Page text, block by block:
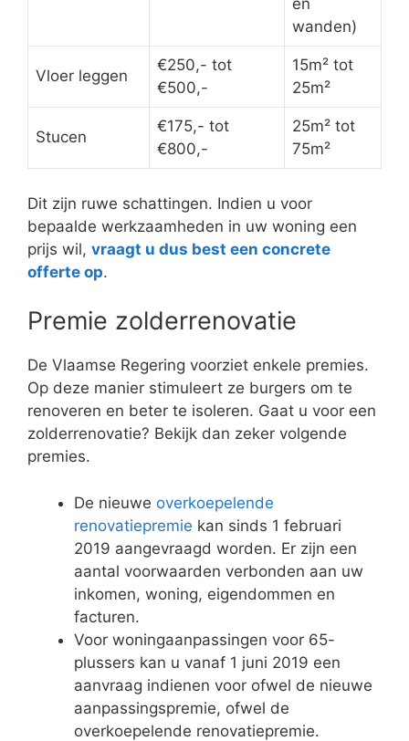
en
wanden)
Vloer leggen
€250,- tot
€500,-
15m² tot
25m²
Stucen
€175,- tot
€800,-
25m² tot
75m²
Dit zijn ruwe schattingen. Indien u voor
bepaalde werkzaamheden in uw woning een
prijs wil, vraagt u dus best een concrete
offerte op.
Premie zolderrenovatie
De Vlaamse Regering voorziet enkele premies.
Op deze manier stimuleert ze burgers om te
renoveren en beter te isoleren. Gaat u voor een
zolderrenovatie? Bekijk dan zeker volgende
premies.
De nieuwe overkoepelende
renovatiepremie kan sinds 1 februari
2019 aangevraagd worden. Er zijn een
aantal voorwaarden verbonden aan uw
inkomen, woning, eigendommen en
facturen.
Voor woningaanpassingen voor 65-
plussers kan u vanaf 1 juni 2019 een
aanvraag indienen voor ofwel de nieuwe
aanpassingspremie, ofwel de
overkoepelende renovatiepremie.